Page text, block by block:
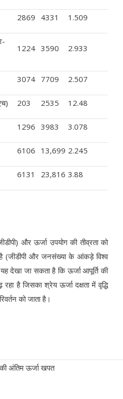
2869 4331 1.509
1224 3590 2.933
3074 7709 2.507
203 2535 12.48
1296 3983 3.078
6106 13,699 2.245
6131 23,816 3.88
और ऊर्जा उपयोग की तीव्रता को
(जीडीपी और जनसंख्या के आंकड़े विश्व
देखा जा सकता है कि ऊर्जा आपूर्ति की
है जिसका श्रेय ऊर्जा दक्षता में वृद्धि
को जाता है।
अंतिम ऊर्जा खपत